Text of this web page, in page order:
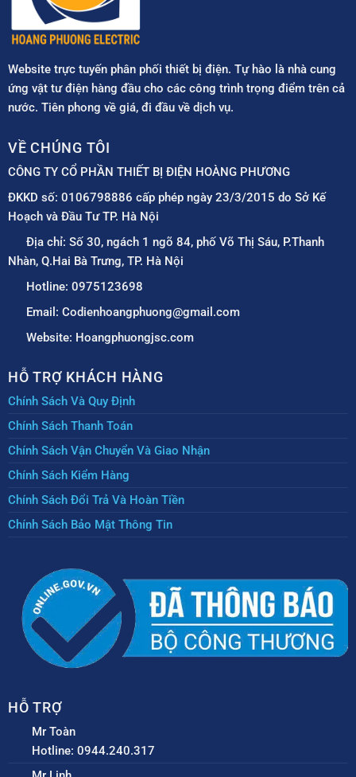
Website trực tuyến phân phối thiết bị điện. Tự hào là nhà cung
ứng vật tư điện hàng đầu cho các công trình trọng điểm trên cả
nước. Tiên phong về giá, đi đầu về dịch vụ.
VỀ CHÚNG TÔI
CÔNG TY CỔ PHẦN THIẾT BỊ ĐIỆN HOÀNG PHƯƠNG
ĐKKD số: 0106798886 cấp phép ngày 23/3/2015 do Sở Kế
Hoạch và Đầu Tư TP. Hà Nội
Địa chỉ: Số 30, ngách 1 ngõ 84, phố Võ Thị Sáu, P.Thanh
Nhàn, Q.Hai Bà Trưng, TP. Hà Nội
Hotline: 0975123698
Email: Codienhoangphuong@gmail.com
Website: Hoangphuongjsc.com
HỖ TRỢ KHÁCH HÀNG
Chính Sách Và Quy Định
Chính Sách Thanh Toán
Chính Sách Vận Chuyển Và Giao Nhận
Chính Sách Kiểm Hàng
Chính Sách Đổi Trả Và Hoàn Tiền
Chính Sách Bảo Mật Thông Tin
HỖ TRỢ
Mr Toàn
Hotline: 0944.240.317